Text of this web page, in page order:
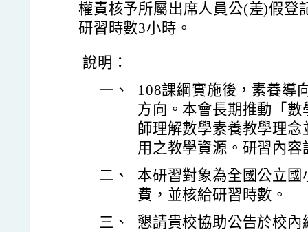
權責核予所屬出席人員公(差)假登
研習時數3小時。
說明：
一、
108課綱實施後，素養導
方向。本會長期推動「
師理解數學素養教學理
用之教學資源。研習內
二、
本研習對象為全國公立
費，並核給研習時數。
三、
懇請貴校協助公告於校